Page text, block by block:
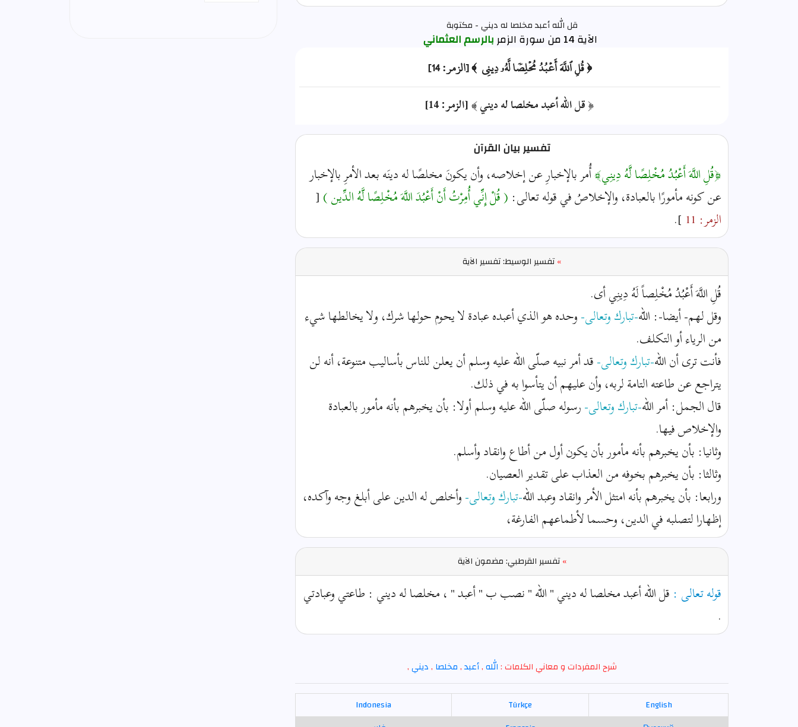
قل الله أعبد مخلصا له ديني - مكتوبة
الآية 14 من سورة الزمر بالرسم العثماني
﴿ قُلِ ٱللَّهَ أَعۡبُدُ مُخۡلِصٗا لَّهُۥ دِينِي ﴾ [الزمر: 14]
﴿ قل الله أعبد مخلصا له ديني ﴾ [الزمر: 14]
تفسير بيان القرآن
﴿قُلِ اللَّهَ أَعْبُدُ مُخْلِصًا لَّهُ دِينِي﴾أُمر بالإخبارِ عن إخلاصه، وأن يكونَ مخلصًا له دينَه بعد الأمرِ بالإخبار
عن كونه مأمورًا بالعبادة، والإخلاصُ في قوله تعالى: ( قُلْ إِنِّي أُمِرْتُ أَنْ أَعْبُدَ اللَّهَ مُخْلِصًا لَّهُ الدِّين )[
الزمر: 11
].
»تفسير الوسيط: تفسير الآية
قُلِ اللَّهَ أَعْبُدُ مُخْلِصاً لَهُ دِينِي أى.
وقل لهم- أيضا-: الله-تبارك وتعالى-وحده هو الذي أعبده عبادة لا يحوم حولها شرك، ولا يخالطها شيء
من الرياء أو التكلف.
فأنت ترى أن الله-تبارك وتعالى-قد أمر نبيه صلّى الله عليه وسلم أن يعلن للناس بأساليب متنوعة، أنه لن
يتراجع عن طاعته التامة لربه، وأن عليهم أن يتأسوا به في ذلك.
قال الجمل: أمر الله-تبارك وتعالى-رسوله صلّى الله عليه وسلم أولا: بأن يخبرهم بأنه مأمور بالعبادة
والإخلاص فيها.
وثانيا: بأن يخبرهم بأنه مأمور بأن يكون أول من أطاع وانقاد وأسلم.
وثالثا: بأن يخبرهم بخوفه من العذاب على تقدير العصيان.
ورابعا: بأن يخبرهم بأنه امتثل الأمر وانقاد وعبد الله-تبارك وتعالى-وأخلص له الدين على أبلغ وجه وآكده،
إظهارا لتصلبه في الدين، وحسما لأطماعهم الفارغة،
» تفسير القرطبي: مضمون الآية
قوله تعالى : قل الله أعبد مخلصا له ديني " الله " نصب ب " أعبد " ، مخلصا له ديني : طاعتي وعبادتي
.
شرح المفردات و معاني الكلمات :الله,أعبد,مخلصا ,ديني,
English
Türkçe
Indonesia